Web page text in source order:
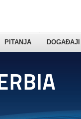
PITANJA DOGAĐAJI